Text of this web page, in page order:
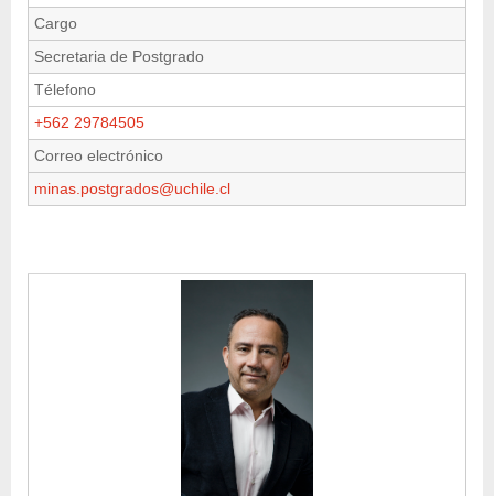
Cargo
Secretaria de Postgrado
Télefono
+562 29784505
Correo electrónico
minas.postgrados@uchile.cl